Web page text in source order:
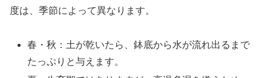
度は、季節によって異なります。
春・秋：土が乾いたら、鉢底から水が流れ出るまで
たっぷりと与えます。